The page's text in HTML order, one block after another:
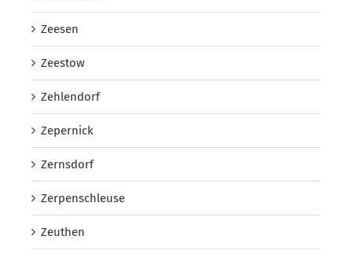
Zeesen
Zeestow
Zehlendorf
Zepernick
Zernsdorf
Zerpenschleuse
Zeuthen